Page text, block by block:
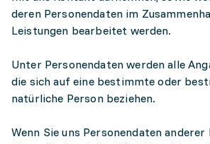
deren Personendaten im
Leistungen bearbeitet werden.
Unter Personendaten werden alle
die sich auf eine bestimmte oder
natürliche Person beziehen.
Wenn Sie uns Personendaten anderer